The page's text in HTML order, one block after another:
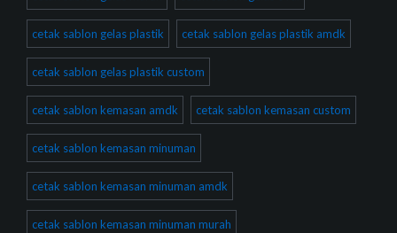
cetak sablon gelas plastik cetak sablon gelas plastik amdk
cetak sablon gelas plastik custom
cetak sablon kemasan amdk cetak sablon kemasan custom
cetak sablon kemasan minuman
cetak sablon kemasan minuman amdk
cetak sablon kemasan minuman murah